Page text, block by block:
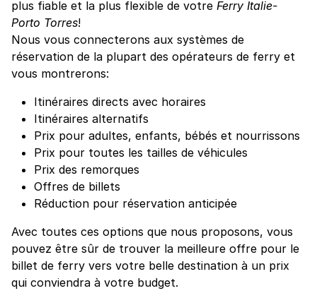
plus fiable et la plus flexible de votre Ferry Italie-
Porto Torres!
Nous vous connecterons aux systèmes de
réservation de la plupart des opérateurs de ferry et
vous montrerons:
Itinéraires directs avec horaires
Itinéraires alternatifs
Prix pour adultes, enfants, bébés et nourrissons
Prix pour toutes les tailles de véhicules
Prix des remorques
Offres de billets
Réduction pour réservation anticipée
Avec toutes ces options que nous proposons, vous
pouvez être sûr de trouver la meilleure offre pour le
billet de ferry vers votre belle destination à un prix
qui conviendra à votre budget.